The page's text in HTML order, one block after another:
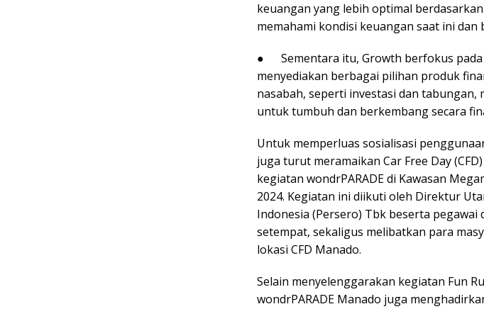
keuangan yang lebih optimal
memahami kondisi keuangan saat ini
● Sementara itu, Growth berfokus pada
menyediakan berbagai pilihan produk
nasabah, seperti investasi dan tabungan,
untuk tumbuh dan berkembang secara
Untuk memperluas sosialisasi
juga turut meramaikan Car Free Day
kegiatan wondrPARADE di Kawasan
2024. Kegiatan ini diikuti oleh Direktur
Indonesia (Persero) Tbk beserta
setempat, sekaligus melibatkan para
lokasi CFD Manado.
Selain menyelenggarakan kegiatan Fun
wondrPARADE Manado juga